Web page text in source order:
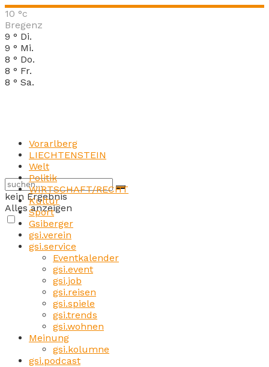
10 °c
Bregenz
9 ° Di.
9 ° Mi.
8 ° Do.
8 ° Fr.
8 ° Sa.
kein Ergebnis
Alles anzeigen
Vorarlberg
LIECHTENSTEIN
Welt
Politik
WIRTSCHAFT/RECHT
Kultur
Sport
Gsiberger
gsi.verein
gsi.service
Eventkalender
gsi.event
gsi.job
gsi.reisen
gsi.spiele
gsi.trends
gsi.wohnen
Meinung
gsi.kolumne
gsi.podcast